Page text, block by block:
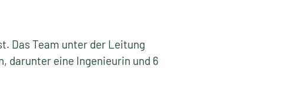
Das Team unter der Leitung
darunter eine Ingenieurin und 6